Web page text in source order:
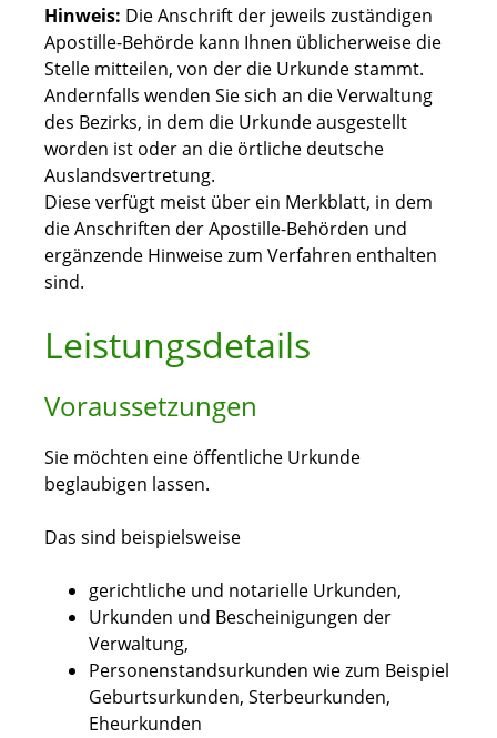
Hinweis: Die Anschrift der jeweils zuständigen
Apostille-Behörde kann Ihnen üblicherweise die
Stelle mitteilen, von der die Urkunde stammt.
Andernfalls wenden Sie sich an die Verwaltung
des Bezirks, in dem die Urkunde ausgestellt
worden ist oder an die örtliche deutsche
Auslandsvertretung.
Diese verfügt meist über ein Merkblatt, in dem
die Anschriften der Apostille-Behörden und
ergänzende Hinweise zum Verfahren enthalten
sind.
Leistungsdetails
Voraussetzungen
Sie möchten eine öffentliche Urkunde
beglaubigen lassen.
Das sind beispielsweise
gerichtliche und notarielle Urkunden,
Urkunden und Bescheinigungen der
Verwaltung,
Personenstandsurkunden wie zum Beispiel
Geburtsurkunden, Sterbeurkunden,
Eheurkunden